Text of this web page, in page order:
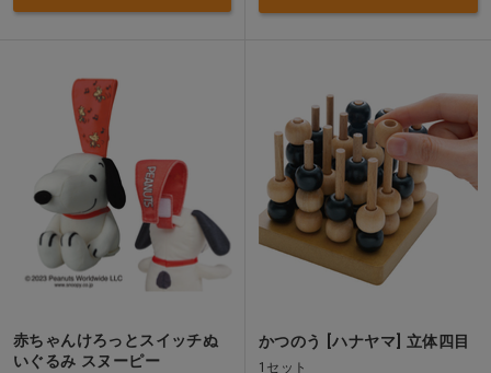
赤ちゃんけろっとスイッチぬ
いぐるみ スヌーピー
かつのう [ハナヤマ] 立体四目
1セット